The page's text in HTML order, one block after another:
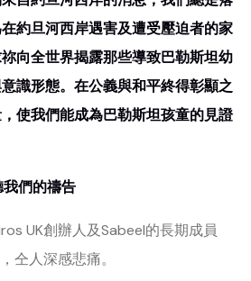
約旦河西岸遇害及遭受壓迫者的家
向全世界揭露那些導致巴勒斯坦幼
識形態。在公義與和平終得彰顯之
使我們能成為巴勒斯坦孩童的見證
們的禱告
UK創辦人及Sabeel的長期成員
仝人深感悲痛。